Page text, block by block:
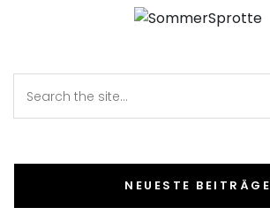
NEUESTE BEITRÄGE